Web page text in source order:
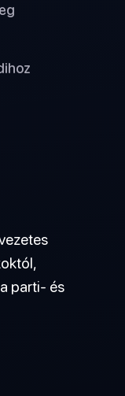
parti- és